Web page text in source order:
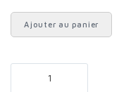
Ajouter au panier